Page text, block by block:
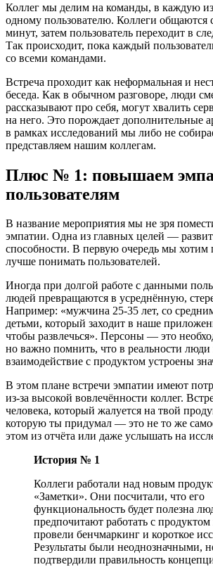
Коллег мы делим на команды, в каждую
одному пользователю. Коллеги общаются
минут, затем пользователь переходит в
Так происходит, пока каждый
со всеми командами.
Встреча проходит как неформальная и
беседа. Как в обычном разговоре, люди
рассказывают про себя, могут хвалить
на него. Это порождает дополнительные
в рамках исследований мы либо не
представляем нашим коллегам.
Плюс № 1: повышаем
пользователям
В название мероприятия мы не зря
эмпатии. Одна из главных целей —
способности. В первую очередь мы хотим
лучше понимать пользователей.
Иногда при долгой работе с данными
людей превращаются в усреднённую,
Например: «мужчина 25-35 лет, со
детьми, который заходит в наше
чтобы развлечься». Персоны — это
но важно помнить, что в реальности
взаимодействие с продуктом устроены
В этом плане встречи эмпатии имеют
из-за высокой вовлечённости коллег.
человека, который жалуется на твой
которую ты придумал — это не то же
этом из отчёта или даже услышать на
История № 1
Коллеги работали над новым
«Заметки». Они посчитали, что его
функциональность будет полезна
предпочитают работать с
провели бенчмаркинг и короткое
Результаты были неоднозначными,
подтвердили правильность